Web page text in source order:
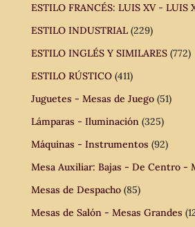
ESTILO FRANCÉS: LUIS XV - LUIS
ESTILO INDUSTRIAL (229)
ESTILO INGLÉS Y SIMILARES (772)
ESTILO RÚSTICO (411)
Juguetes - Mesas de Juego (51)
Lámparas - Iluminación (325)
Máquinas - Instrumentos (92)
Mesa Auxiliar: Bajas - De Centro -
Mesas de Despacho (85)
Mesas de Salón - Mesas Grandes